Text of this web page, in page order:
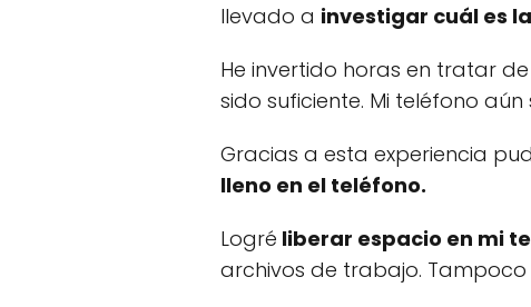
llevado a investigar cuál es
He invertido horas en tratar
sido suficiente. Mi teléfono
Gracias a esta experiencia
lleno en el teléfono.
Logré liberar espacio en mi
archivos de trabajo.